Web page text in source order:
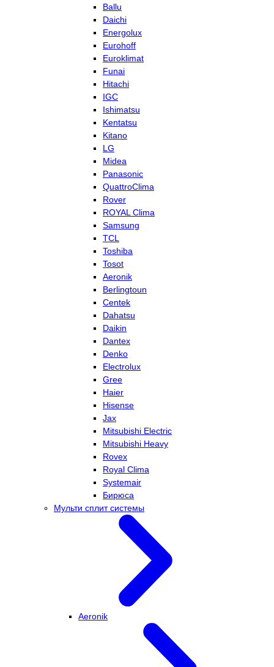
Ballu
Daichi
Energolux
Eurohoff
Euroklimat
Funai
Hitachi
IGC
Ishimatsu
Kentatsu
Kitano
LG
Midea
Panasonic
QuattroClima
Rover
ROYAL Clima
Samsung
TCL
Toshiba
Tosot
Aeronik
Berlingtoun
Centek
Dahatsu
Daikin
Dantex
Denko
Electrolux
Gree
Haier
Hisense
Jax
Mitsubishi Electric
Mitsubishi Heavy
Rovex
Royal Clima
Systemair
Бирюса
Мульти сплит системы
Aeronik